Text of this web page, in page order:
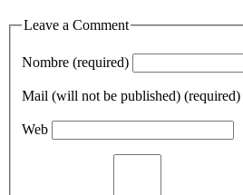
Leave a Comment
Nombre (required)
Mail (will not be published) (required)
Web